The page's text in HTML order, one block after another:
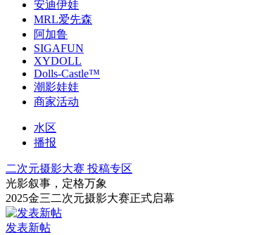
安迪伊娃
MRL爱先森
阿加鲁
SIGAFUN
XYDOLL
Dolls-Castle™
潮影娃娃
商家活动
水区
播报
二次元摄影大赛 投稿专区
光影叙事，定格万象
2025金三二次元摄影大赛正式启幕
发表新帖